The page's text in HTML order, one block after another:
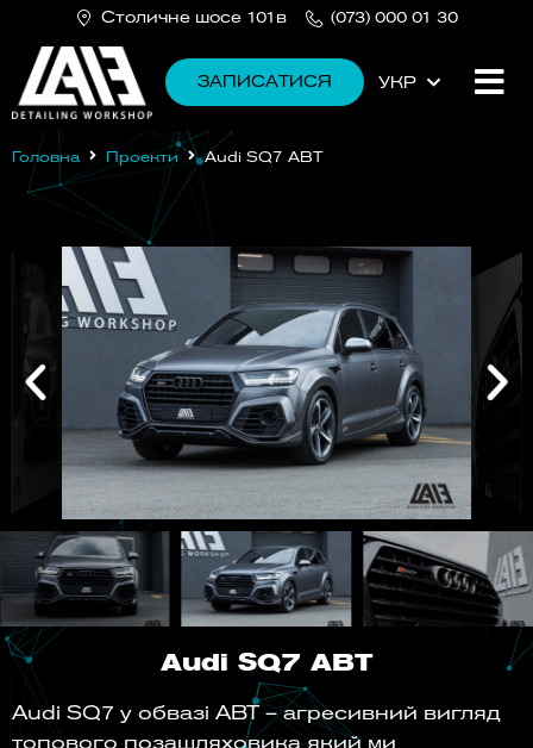
Столичне шосе 101в (073) 000 01 30
ЗАПИСАТИСЯ УКР
РУС
Головна Проекти Audi SQ7 ABT
Audi SQ7 ABT
Audi SQ7 у обвазі ABT – агресивний вигляд
топового позашляховика який ми